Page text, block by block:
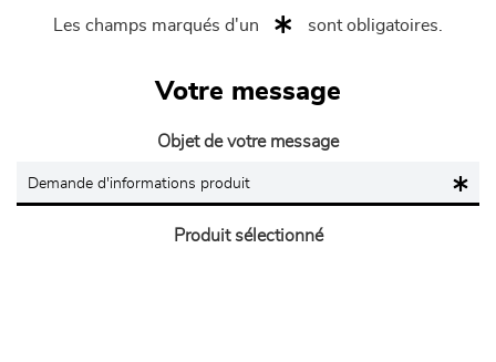
Les champs marqués d'un sont obligatoires.
Votre message
Objet de votre message
Produit sélectionné